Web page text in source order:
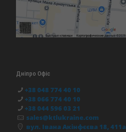
Дніпро Офіс
+38 048 774 40 10
+38 066 774 40 10
+38 044 596 03 21
sales@ktlukraine.com
вул. Івана Акінфєєва 18, 411а